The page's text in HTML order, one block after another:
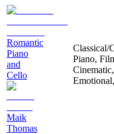
Romantic
Piano
and
Cello
Maik
Thomas
Classical/
Piano,